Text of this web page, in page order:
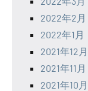
2022年2月
2022年1月
2021年12月
2021年11月
2021年10月